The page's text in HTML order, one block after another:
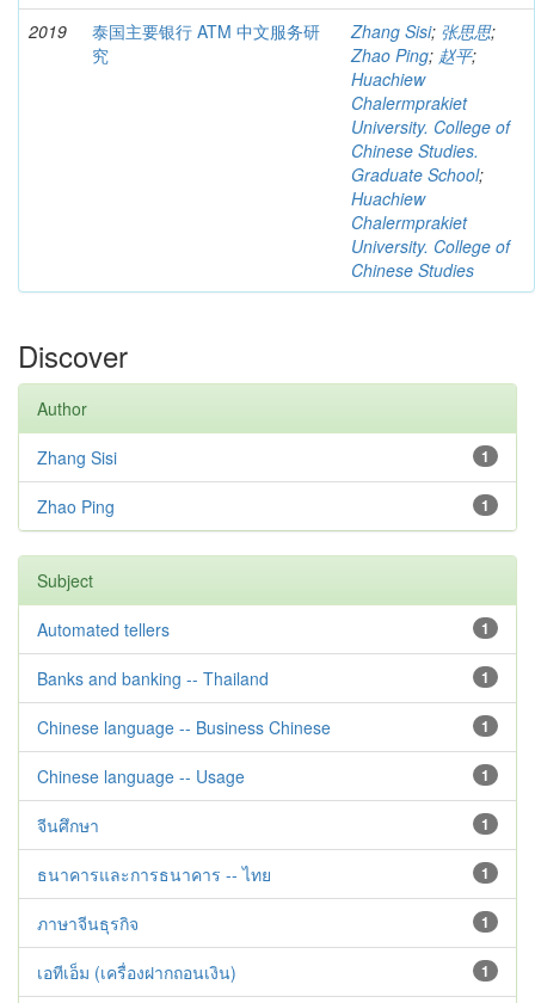
2019
泰国主要银行 ATM 中文服务研
究
Zhang Sisi; 张思思;
Zhao Ping; 赵平;
Huachiew
Chalermprakiet
University. College of
Chinese Studies.
Graduate School;
Huachiew
Chalermprakiet
University. College of
Chinese Studies
Discover
Author
1
Zhang Sisi
1
Zhao Ping
Subject
1
Automated tellers
1
Banks and banking -- Thailand
1
Chinese language -- Business Chinese
1
Chinese language -- Usage
1
จีนศึกษา
1
ธนาคารและการธนาคาร -- ไทย
1
ภาษาจีนธุรกิจ
1
เอทีเอ็ม (เครื่องฝากถอนเงิน)